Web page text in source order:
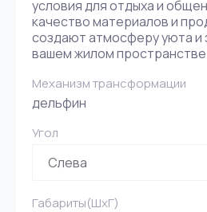
условия для отдыха и
качество материалов и
создают атмосферу уюта и
вашем жилом
Механизм трансформации
дельфин
Угол
Габариты(ШxГ)